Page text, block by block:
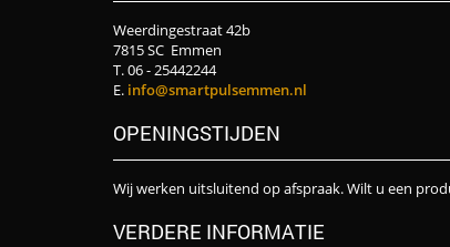
Weerdingestraat 42b
7815 SC Emmen
T. 06 - 25442244
E. info@smartpulsemmen.nl
OPENINGSTIJDEN
Wij werken uitsluitend op afspraak. Wilt u een
VERDERE INFORMATIE